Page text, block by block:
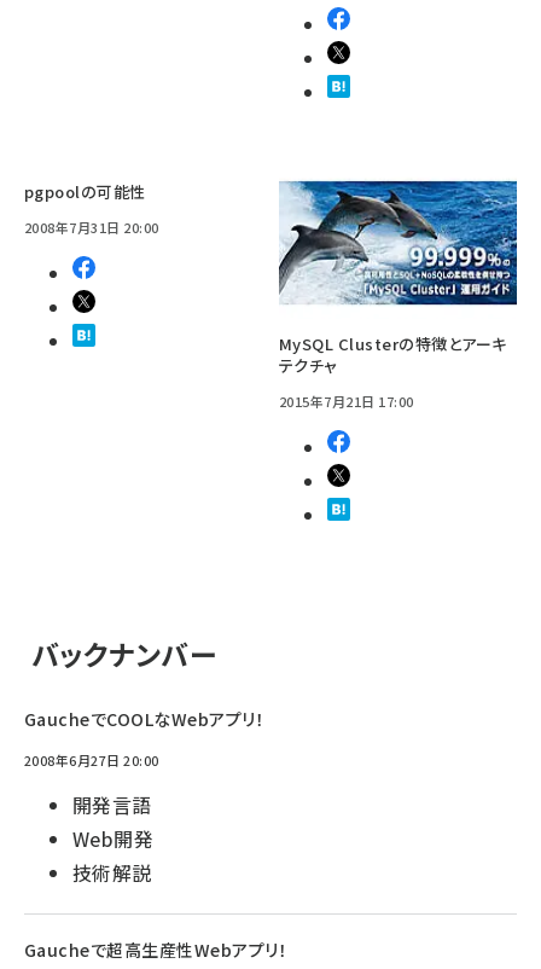
pgpoolの可能性
2008年7月31日 20:00
MySQL Clusterの特徴とアーキ
テクチャ
2015年7月21日 17:00
バックナンバー
GaucheでCOOLなWebアプリ！
2008年6月27日 20:00
開発言語
Web開発
技術解説
Gaucheで超高生産性Webアプリ！